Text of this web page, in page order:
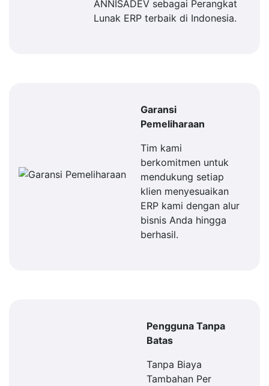
ANNISADEV sebagai Perangkat
Lunak ERP terbaik di Indonesia.
Garansi
Pemeliharaan
Tim kami
berkomitmen untuk
mendukung setiap
klien menyesuaikan
ERP kami dengan alur
bisnis Anda hingga
berhasil.
Pengguna Tanpa
Batas
Tanpa Biaya
Tambahan Per